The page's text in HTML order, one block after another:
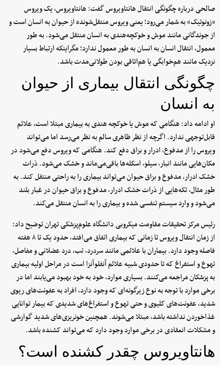
صالحی درباره چگونگی انتقال هانتاویروس گفت: هانتاویروس، یک ویروس
«زونوتیک» به شمار می‌رود؛ یعنی ویروس منتقل‌شونده از حیوان به انسان است و
از جوندگانی مانند موش و خوکچه‌هندی به انسان منتقل می‌شود. به طور
معمول، انتقال انسان به انسان به طور معمول ندارد؛ مگراینکه ارتباط بسیار
نزدیک مانند هم‌خوابگی یا هم‌اتاقی بودن طولانی‌مدت باشد.
چگونگی انتقال بیماری از حیوان
به انسان
او ادامه داد: هنگامی که موش یا خوکچه هندی به بیماری مبتلا است، علائم
قابل‌توجهی ندارد. اگرچه از نظر ظاهری سالم به نظر می‌رسد اما می‌تواند
ویروس را از مدفوع، ادرار و بزاق دفع کند. هنگامی که ویروس دفع می‌شود در
مکان‌هایی مانند انبار، سیلو، اسکله‌ها باقی‌می‌ماند و خشک می‌شود. ذرات
خشک ادرار، مدفوع و بزاق حیوان می‌تواند بیماری را به راحتی منتقل کند. به
طور مثال، تکه‌هایی از ذرات خشک ادرار، مدفوع و بزاق حیوان در غبار بلند
می‌شود و وارد سیستم تنفسی شده و بیماری را به انسان منتقل می‌کند.
رئیس مرکز تحقیقات مقاومت میکروبی دانشگاه علوم‌پزشکی تهران توضیح داد:
از زمان انتقال ویروس تا زمانی که بیماری اتفاق می‌افتد، حدود یک تا ۸ هفته
فاصله وجود دارد. بیماران با علائمی مانند سردرد، تب، درد عضلانی و مفاصل،
تهوع و استفراغ که تا حدودی شبیه علائم آنفلوآنزا است در مراحل اولیه بیماری
به پزشکان مراجعه می‌کنند. بسیاری موارد، خود به خود بهبود می‌یابند اما در
برخی موارد با توجه به نوع زیرگونه‌ای که وجود دارد، افراد به عفونت‌های ریوی
شدید، عفونت‌های کلیوی و حتی تهوع و استفراغ‌های شدیدی که بیمار توانایی
غذاخوردن نداشته باشد، مبتلا می‌شوند. همچنین خونریزی‌های شدید گوارشی
و مشکلات انعقادی در برخی موارد وجود دارد که می‌تواند کشنده باشد.
هانتاویروس چقدر کشنده است؟